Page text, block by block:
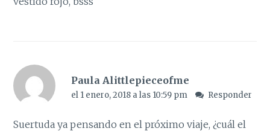
Paula Alittlepieceofme
el 1 enero, 2018 a las 10:59 pm Responder
Suertuda ya pensando en el próximo viaje, ¿cuál el